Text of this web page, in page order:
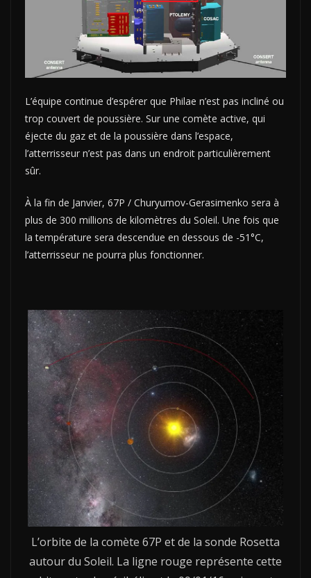
L’équipe continue d’espérer que Philae n’est pas incliné ou
trop couvert de poussière. Sur une comète active, qui
éjecte du gaz et de la poussière dans l’espace,
l’atterrisseur n’est pas dans un endroit particulièrement
sûr.
À la fin de Janvier, 67P / Churyumov-Gerasimenko sera à
plus de 300 millions de kilomètres du Soleil. Une fois que
la température sera descendue en dessous de -51°C,
l’atterrisseur ne pourra plus fonctionner.
L’orbite de la comète 67P et de la sonde Rosetta
autour du Soleil. La ligne rouge représente cette